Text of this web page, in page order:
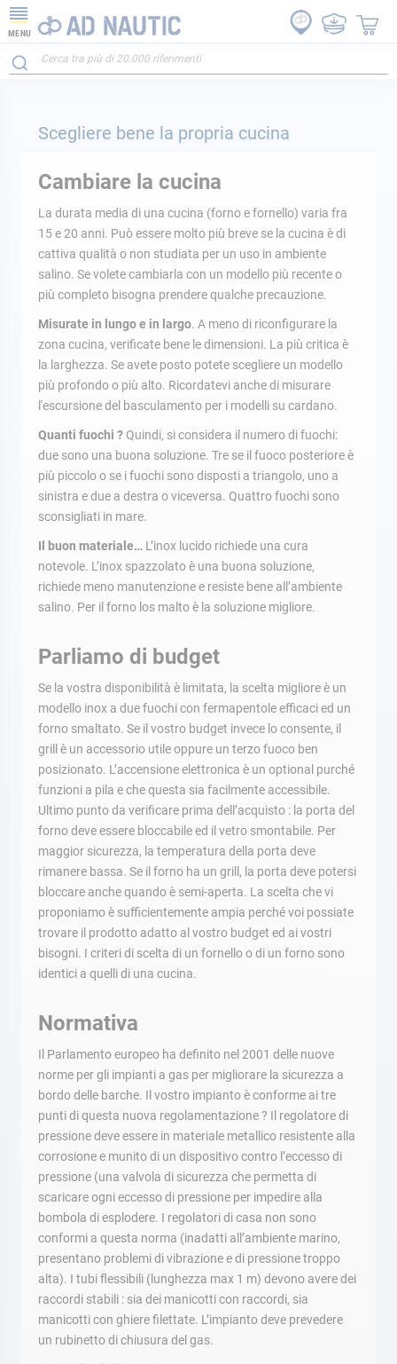
MENU
Scegliere bene la propria cucina
Cambiare la cucina
La durata media di una cucina (forno e fornello) varia fra
15 e 20 anni. Può essere molto più breve se la cucina è di
cattiva qualità o non studiata per un uso in ambiente
salino. Se volete cambiarla con un modello più recente o
più completo bisogna prendere qualche precauzione.
Misurate in lungo e in largo. A meno di riconfigurare la
zona cucina, verificate bene le dimensioni. La più critica è
la larghezza. Se avete posto potete scegliere un modello
più profondo o più alto. Ricordatevi anche di misurare
l'escursione del basculamento per i modelli su cardano.
Quanti fuochi ?Quindi, si considera il numero di fuochi:
due sono una buona soluzione. Tre se il fuoco posteriore è
più piccolo o se i fuochi sono disposti a triangolo, uno a
sinistra e due a destra o viceversa. Quattro fuochi sono
sconsigliati in mare.
Il buon materiale… L’inox lucido richiede una cura
notevole. L’inox spazzolato è una buona soluzione,
richiede meno manutenzione e resiste bene all’ambiente
salino. Per il forno los malto è la soluzione migliore.
Parliamo di budget
Se la vostra disponibilità è limitata, la scelta migliore è un
modello inox a due fuochi con fermapentole efficaci ed un
forno smaltato. Se il vostro budget invece lo consente, il
grill è un accessorio utile oppure un terzo fuoco ben
posizionato. L’accensione elettronica è un optional purché
funzioni a pila e che questa sia facilmente accessibile.
Ultimo punto da verificare prima dell’acquisto : la porta del
forno deve essere bloccabile ed il vetro smontabile. Per
maggior sicurezza, la temperatura della porta deve
rimanere bassa. Se il forno ha un grill, la porta deve potersi
bloccare anche quando è semi-aperta. La scelta che vi
proponiamo è sufficientemente ampia perché voi possiate
trovare il prodotto adatto al vostro budget ed ai vostri
bisogni. I criteri di scelta di un fornello o di un forno sono
identici a quelli di una cucina.
Normativa
Il Parlamento europeo ha definito nel 2001 delle nuove
norme per gli impianti a gas per migliorare la sicurezza a
bordo delle barche. Il vostro impianto è conforme ai tre
punti di questa nuova regolamentazione ? Il regolatore di
pressione deve essere in materiale metallico resistente alla
corrosione e munito di un dispositivo contro l’eccesso di
pressione (una valvola di sicurezza che permetta di
scaricare ogni eccesso di pressione per impedire alla
bombola di esplodere. I regolatori di casa non sono
conformi a questa norma (inadatti all’ambiente marino,
presentano problemi di vibrazione e di pressione troppo
alta). I tubi flessibili (lunghezza max 1 m) devono avere dei
raccordi stabili : sia dei manicotti con raccordi, sia
manicotti con ghiere filettate. L’impianto deve prevedere
un rubinetto di chiusura del gas.